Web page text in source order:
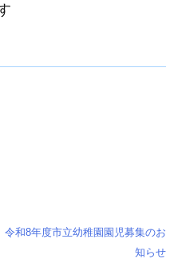
令和8年度市立幼稚園園児募集のお
知らせ